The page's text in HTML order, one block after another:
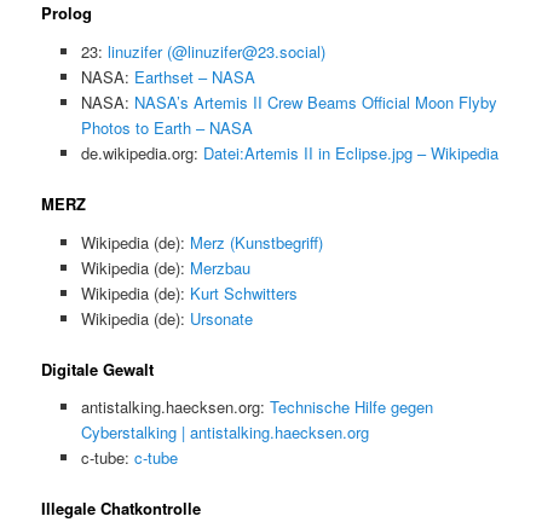
Prolog
23: linuzifer (@linuzifer@23.social)
NASA: Earthset – NASA
NASA: NASA’s Artemis II Crew Beams Official Moon Flyby
Photos to Earth – NASA
de.wikipedia.org: Datei:Artemis II in Eclipse.jpg – Wikipedia
MERZ
Wikipedia (de): Merz (Kunstbegriff)
Wikipedia (de): Merzbau
Wikipedia (de): Kurt Schwitters
Wikipedia (de): Ursonate
Digitale Gewalt
antistalking.haecksen.org: Technische Hilfe gegen
Cyberstalking | antistalking.haecksen.org
c-tube: c-tube
Illegale Chatkontrolle